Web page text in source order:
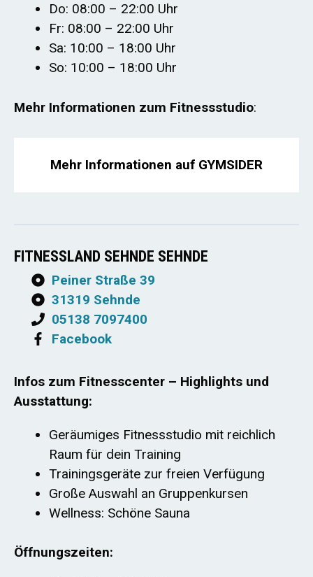
Do: 08:00 – 22:00 Uhr
Fr: 08:00 – 22:00 Uhr
Sa: 10:00 – 18:00 Uhr
So: 10:00 – 18:00 Uhr
Mehr Informationen zum Fitnessstudio:
Mehr Informationen auf GYMSIDER
FITNESSLAND SEHNDE SEHNDE
Peiner Straße 39
31319 Sehnde
05138 7097400
Facebook
Infos zum Fitnesscenter – Highlights und
Ausstattung:
Geräumiges Fitnessstudio mit reichlich
Raum für dein Training
Trainingsgeräte zur freien Verfügung
Große Auswahl an Gruppenkursen
Wellness: Schöne Sauna
Öffnungszeiten: